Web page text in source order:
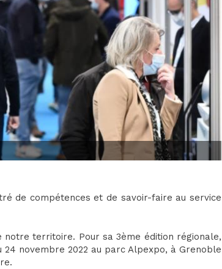
de compétences et de savoir-faire au service
notre territoire. Pour sa 3ème édition régionale,
novembre 2022 au parc Alpexpo, à Grenoble